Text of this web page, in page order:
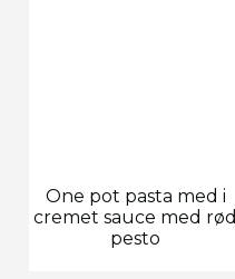
One pot pasta med i
cremet sauce med rød
pesto